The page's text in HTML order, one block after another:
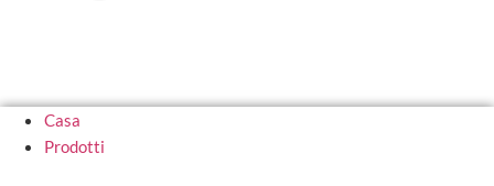
Casa
Prodotti